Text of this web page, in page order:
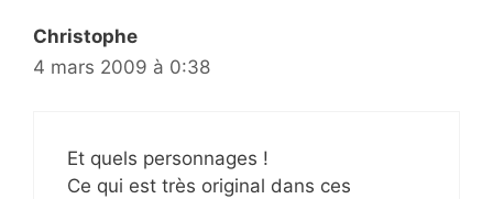
Christophe
4 mars 2009 à 0:38
Et quels personnages !
Ce qui est très original dans ces